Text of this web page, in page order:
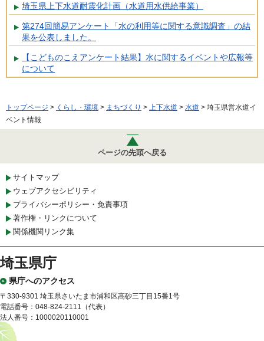
埼玉県上下水道耐震化計画（水道用水供給事業）
第274回簡易アンケート「水の利用等に関する意識調査」の結
果を公表しました。
【こどものこえアンケート結果】水に関するイベントや広報等
について
トップページ > くらし・環境 > まちづくり > 上下水道 > 水道 > 埼玉県営水道イ
ベント情報
ページの先頭へ戻る
サイトマップ
ウェブアクセシビリティ
プライバシーポリシー・免責事項
著作権・リンクについて
関係機関リンク集
埼玉県庁
県庁へのアクセス
〒330-9301 埼玉県さいたま市浦和区高砂三丁目15番1号
電話番号：048-824-2111（代表）
法人番号：1000020110001